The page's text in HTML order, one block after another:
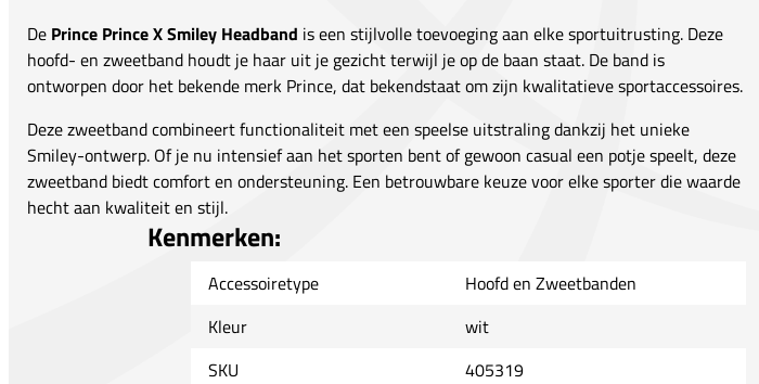
De Prince Prince X Smiley Headband is een stijlvolle toevoeging aan elke sportuitrusting. Deze
hoofd- en zweetband houdt je haar uit je gezicht terwijl je op de baan staat. De band is
ontworpen door het bekende merk Prince, dat bekendstaat om zijn kwalitatieve sportaccessoires.
Deze zweetband combineert functionaliteit met een speelse uitstraling dankzij het unieke
Smiley-ontwerp. Of je nu intensief aan het sporten bent of gewoon casual een potje speelt, deze
zweetband biedt comfort en ondersteuning. Een betrouwbare keuze voor elke sporter die waarde
hecht aan kwaliteit en stijl.
Kenmerken:
Accessoiretype
Hoofd en Zweetbanden
Kleur
wit
SKU
405319